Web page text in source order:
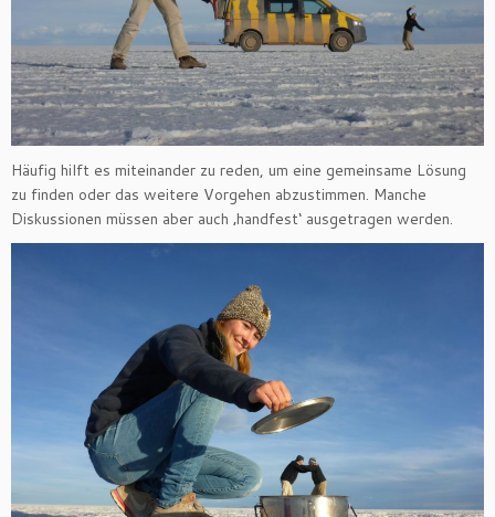
Häufig hilft es miteinander zu reden, um eine gemeinsame Lösung
zu finden oder das weitere Vorgehen abzustimmen. Manche
Diskussionen müssen aber auch ‚handfest‘ ausgetragen werden.